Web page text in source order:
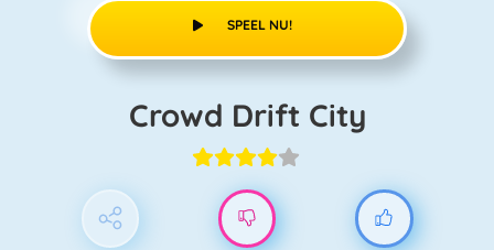
SPEEL NU!
Crowd Drift City